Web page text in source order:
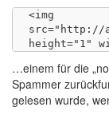
<img
src="http://
…einem für die
Spammer
gelesen wurde,